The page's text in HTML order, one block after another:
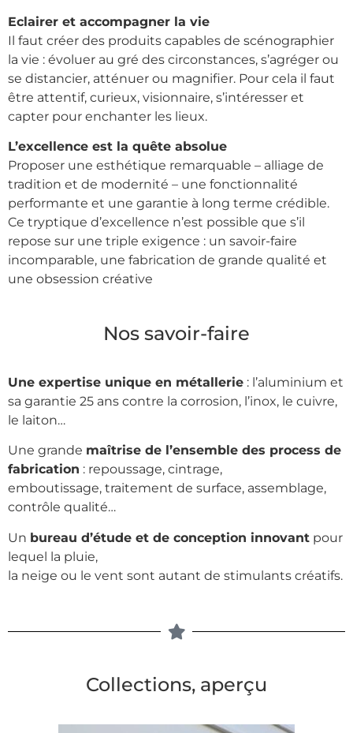
Eclairer et accompagner la vie
Il faut créer des produits capables de scénographier
la vie : évoluer au gré des circonstances, s’agréger ou
se distancier, atténuer ou magnifier. Pour cela il faut
être attentif, curieux, visionnaire, s’intéresser et
capter pour enchanter les lieux.
L’excellence est la quête absolue
Proposer une esthétique remarquable – alliage de
tradition et de modernité – une fonctionnalité
performante et une garantie à long terme crédible.
Ce tryptique d’excellence n’est possible que s’il
repose sur une triple exigence : un savoir-faire
incomparable, une fabrication de grande qualité et
une obsession créative
Nos savoir-faire
Une expertise unique en métallerie : l’aluminium et
sa garantie 25 ans contre la corrosion, l’inox, le cuivre,
le laiton…
Une grande maîtrise de l’ensemble des process de
fabrication : repoussage, cintrage,
emboutissage, traitement de surface, assemblage,
contrôle qualité…
Un bureau d’étude et de conception innovant pour
lequel la pluie,
la neige ou le vent sont autant de stimulants créatifs.
Collections, aperçu